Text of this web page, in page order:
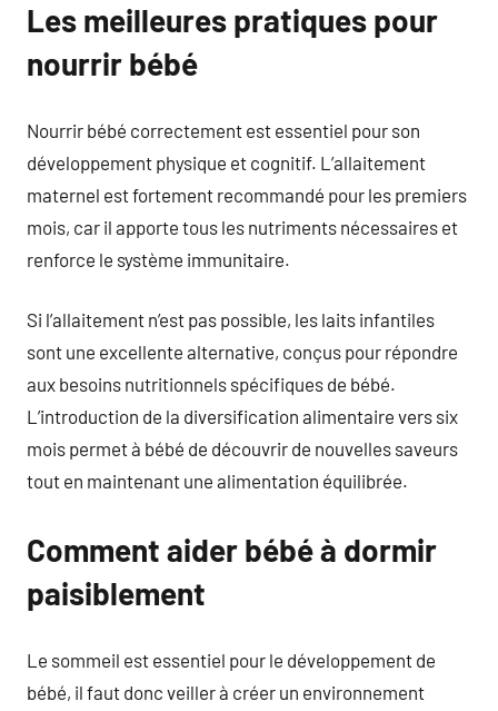
Les meilleures pratiques pour
nourrir bébé
Nourrir bébé correctement est essentiel pour son
développement physique et cognitif. L’allaitement
maternel est fortement recommandé pour les premiers
mois, car il apporte tous les nutriments nécessaires et
renforce le système immunitaire.
Si l’allaitement n’est pas possible, les laits infantiles
sont une excellente alternative, conçus pour répondre
aux besoins nutritionnels spécifiques de bébé.
L’introduction de la diversification alimentaire vers six
mois permet à bébé de découvrir de nouvelles saveurs
tout en maintenant une alimentation équilibrée.
Comment aider bébé à dormir
paisiblement
Le sommeil est essentiel pour le développement de
bébé, il faut donc veiller à créer un environnement